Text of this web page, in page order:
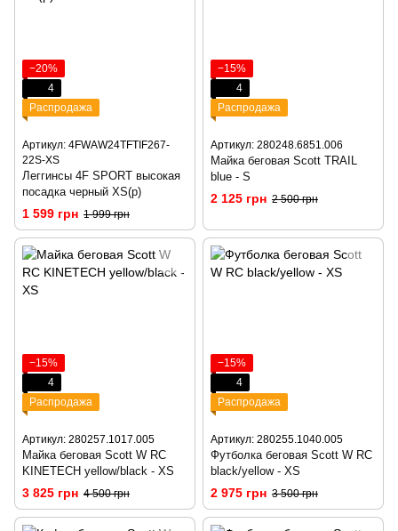
−20%
4
Распродажа
Артикул: 4FWAW24TFTIF267-
22S-XS
Леггинсы 4F SPORT высокая
посадка черный XS(р)
1 599 грн 1 999 грн
−15%
4
Распродажа
Артикул: 280248.6851.006
Майка беговая Scott TRAIL
blue - S
2 125 грн 2 500 грн
−15%
4
Распродажа
Артикул: 280257.1017.005
Майка беговая Scott W RC
KINETECH yellow/black - XS
3 825 грн 4 500 грн
−15%
4
Распродажа
Артикул: 280255.1040.005
Футболка беговая Scott W RC
black/yellow - XS
2 975 грн 3 500 грн